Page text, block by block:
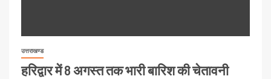
उत्तराखण्ड
हरिद्वार में 8 अगस्त तक भारी बारिश की चेतावनी